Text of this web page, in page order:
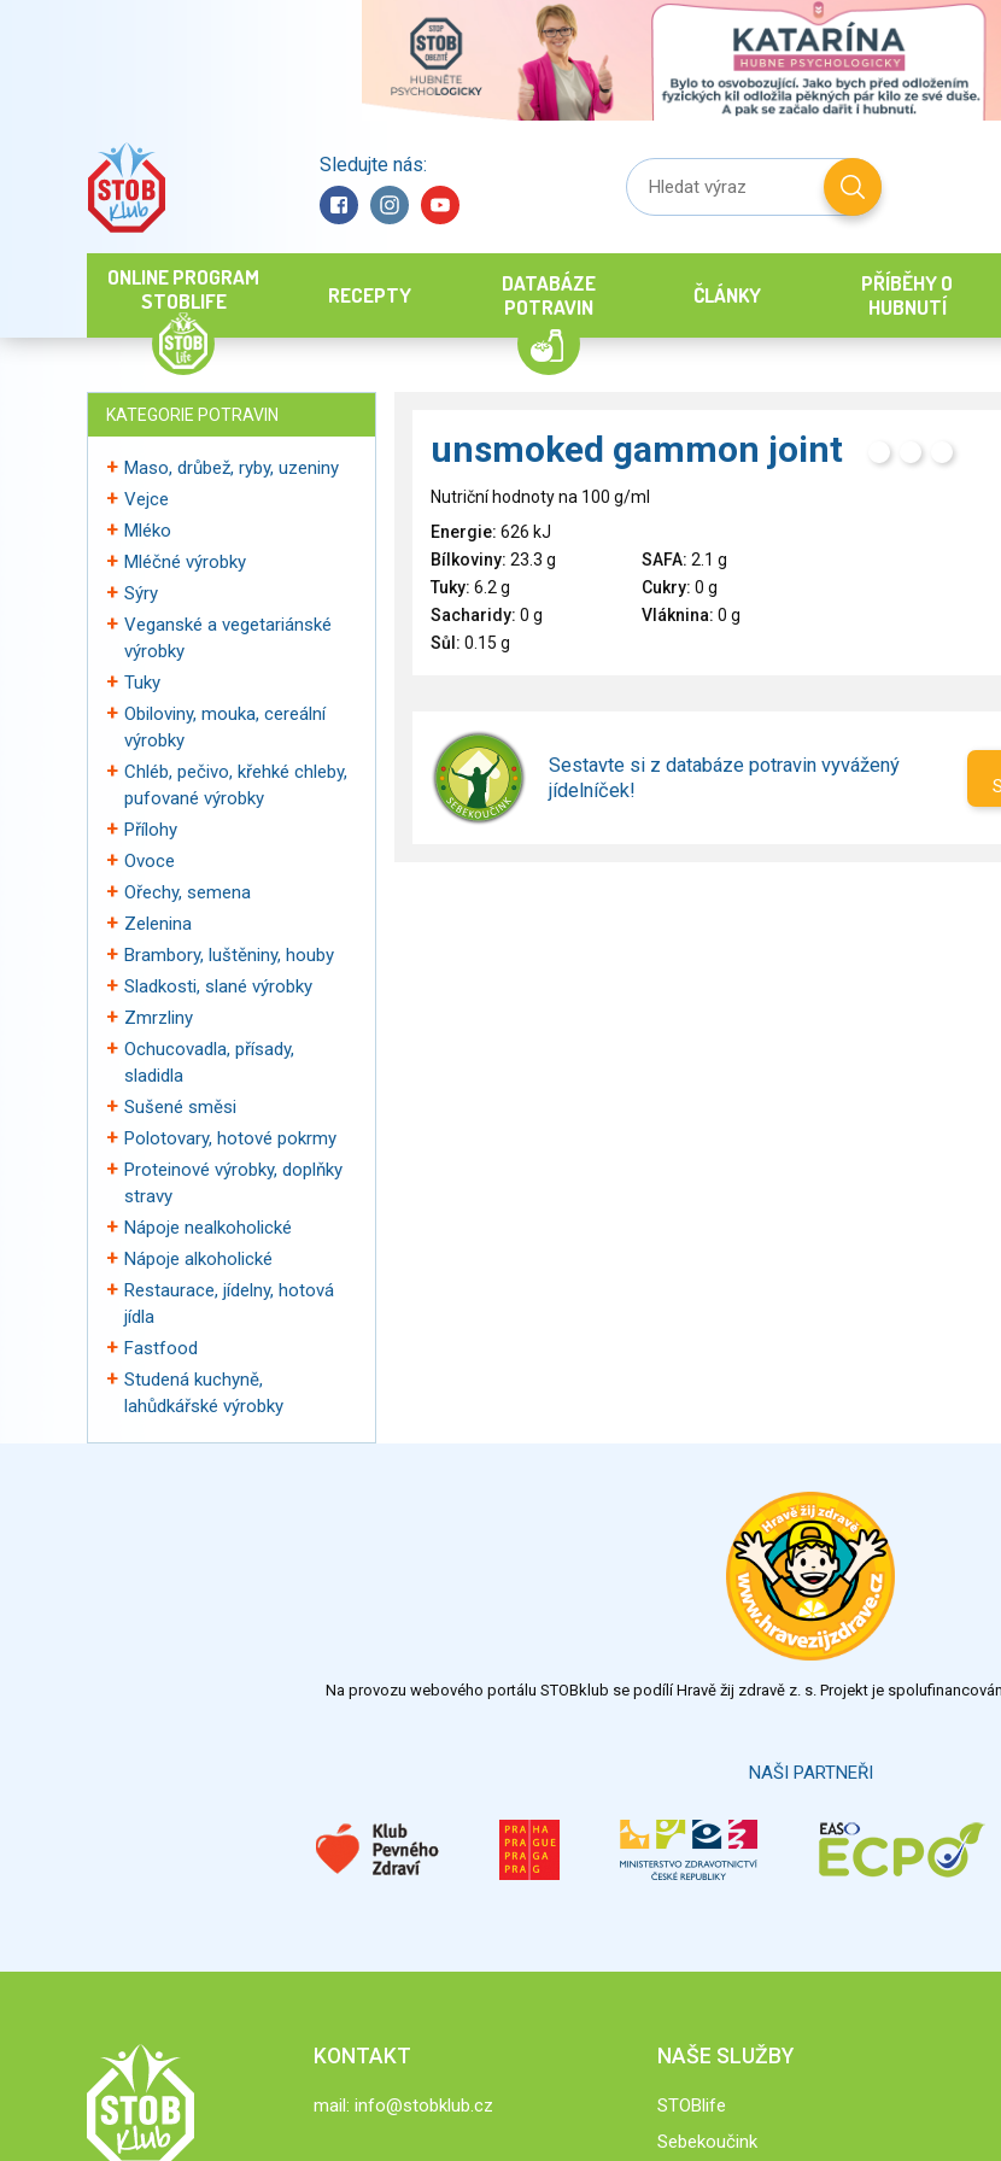
Sledujte nás:
ONLINE PROGRAM
STOBLIFE
RECEPTY
DATABÁZE
POTRAVIN
ČLÁNKY
PŘÍBĚHY O
HUBNUTÍ
KATEGORIE POTRAVIN
Maso, drůbež, ryby, uzeniny
Vejce
Mléko
Mléčné výrobky
Sýry
Veganské a vegetariánské
výrobky
Tuky
Obiloviny, mouka, cereální
výrobky
Chléb, pečivo, křehké chleby,
pufované výrobky
Přílohy
Ovoce
Ořechy, semena
Zelenina
Brambory, luštěniny, houby
Sladkosti, slané výrobky
Zmrzliny
Ochucovadla, přísady,
sladidla
Sušené směsi
Polotovary, hotové pokrmy
Proteinové výrobky, doplňky
stravy
Nápoje nealkoholické
Nápoje alkoholické
Restaurace, jídelny, hotová
jídla
Fastfood
Studená kuchyně,
lahůdkářské výrobky
unsmoked gammon joint
Nutriční hodnoty na 100 g/ml
Energie: 626 kJ
Bílkoviny: 23.3 g SAFA: 2.1 g
Tuky: 6.2 g Cukry: 0 g
Sacharidy: 0 g Vláknina: 0 g
Sůl: 0.15 g
Sestavte si z databáze potravin vyvážený
jídelníček!
Na provozu webového portálu STOBklub se podílí Hravě žij zdravě z. s. Projekt je
NAŠI PARTNEŘI
KONTAKT
mail: info@stobklub.cz
NAŠE SLUŽBY
STOBlife
Sebekoučink